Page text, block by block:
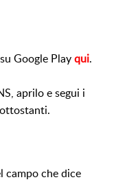
Google Playqui.
aprilo e segui i
campo che dice